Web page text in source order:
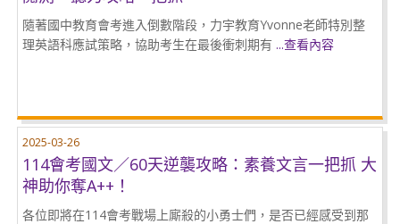
隨著國中教育會考進入倒數階段，力宇教育Yvonne老師特別整
理英語科應試策略，協助考生在最後衝刺期有 ...查看內容
2025-03-26
114會考國文／60天逆襲攻略：素養文言一把抓 大
神助你奪A++！
各位即將在114會考戰場上廝殺的小勇士們，是否已經感受到那